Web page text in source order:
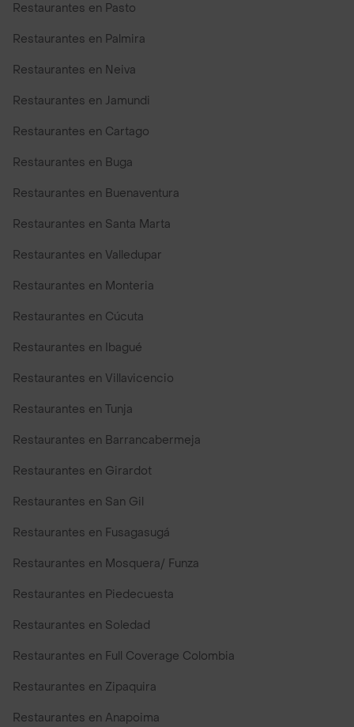
Restaurantes en Pasto
Restaurantes en Palmira
Restaurantes en Neiva
Restaurantes en Jamundi
Restaurantes en Cartago
Restaurantes en Buga
Restaurantes en Buenaventura
Restaurantes en Santa Marta
Restaurantes en Valledupar
Restaurantes en Monteria
Restaurantes en Cúcuta
Restaurantes en Ibagué
Restaurantes en Villavicencio
Restaurantes en Tunja
Restaurantes en Barrancabermeja
Restaurantes en Girardot
Restaurantes en San Gil
Restaurantes en Fusagasugá
Restaurantes en Mosquera/ Funza
Restaurantes en Piedecuesta
Restaurantes en Soledad
Restaurantes en Full Coverage Colombia
Restaurantes en Zipaquira
Restaurantes en Anapoima